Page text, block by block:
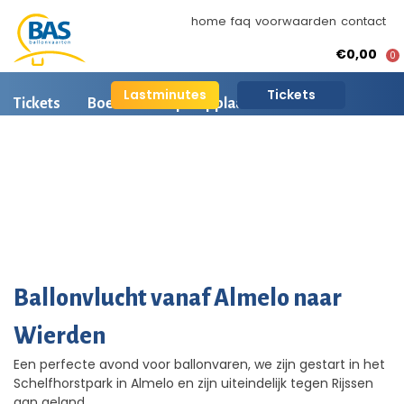
home faq voorwaarden contact
Lastminutes Tickets
€0,00 0
Tickets Boeken Opstapplaatsen
Ballonvlucht vanaf Almelo naar
Wierden
Een perfecte avond voor ballonvaren, we zijn gestart in het
Schelfhorstpark in Almelo en zijn uiteindelijk tegen Rijssen